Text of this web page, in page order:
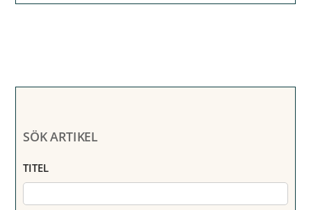
SÖK ARTIKEL
TITEL